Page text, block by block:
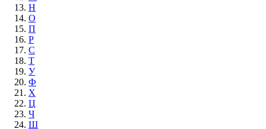
Н
О
П
Р
С
Т
У
Ф
Х
Ц
Ч
Ш